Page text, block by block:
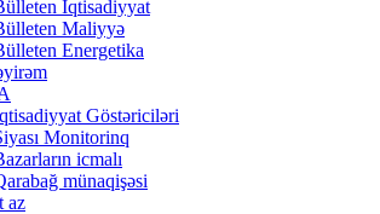
İqtisadiyyat
Maliyyə
Energetika
Göstəriciləri
Monitorinq
icmalı
münaqişəsi
az